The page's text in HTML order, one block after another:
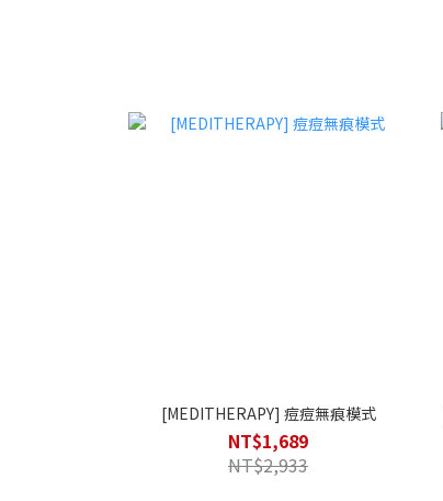
[MEDITHERAPY] 痘痘無痕模式
NT$1,689
NT$2,933